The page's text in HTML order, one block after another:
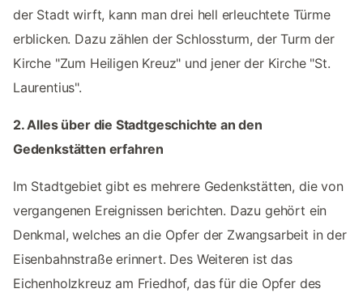
der Stadt wirft, kann man drei hell erleuchtete Türme
erblicken. Dazu zählen der Schlossturm, der Turm der
Kirche "Zum Heiligen Kreuz" und jener der Kirche "St.
Laurentius".
2. Alles über die Stadtgeschichte an den
Gedenkstätten erfahren
Im Stadtgebiet gibt es mehrere Gedenkstätten, die von
vergangenen Ereignissen berichten. Dazu gehört ein
Denkmal, welches an die Opfer der Zwangsarbeit in der
Eisenbahnstraße erinnert. Des Weiteren ist das
Eichenholzkreuz am Friedhof, das für die Opfer des